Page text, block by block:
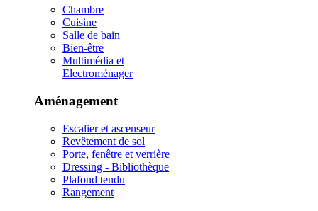
Chambre
Cuisine
Salle de bain
Bien-être
Multimédia et
Electroménager
Aménagement
Escalier et ascenseur
Revêtement de sol
Porte, fenêtre et verrière
Dressing - Bibliothèque
Plafond tendu
Rangement